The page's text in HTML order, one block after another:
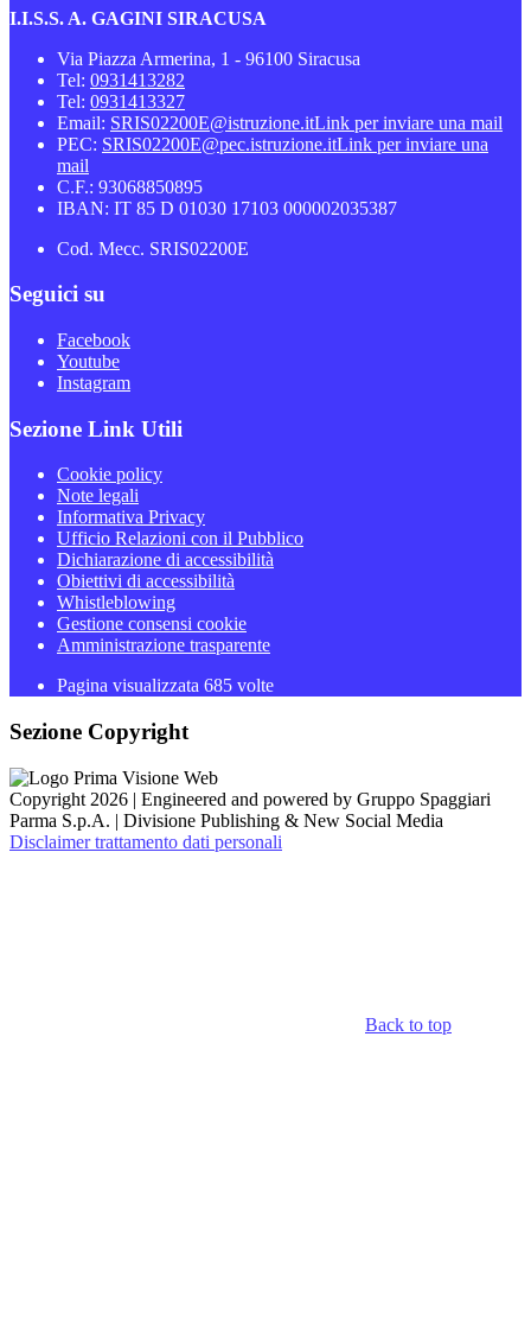
I.I.S.S. A. GAGINI SIRACUSA
Via Piazza Armerina, 1 - 96100 Siracusa
Tel: 0931413282
Tel: 0931413327
Email: SRIS02200E@istruzione.itLink per inviare una mail
PEC: SRIS02200E@pec.istruzione.itLink per inviare una
mail
C.F.: 93068850895
IBAN: IT 85 D 01030 17103 000002035387
Cod. Mecc. SRIS02200E
Seguici su
Facebook
Youtube
Instagram
Sezione Link Utili
Cookie policy
Note legali
Informativa Privacy
Ufficio Relazioni con il Pubblico
Dichiarazione di accessibilità
Obiettivi di accessibilità
Whistleblowing
Gestione consensi cookie
Amministrazione trasparente
Pagina visualizzata 685 volte
Sezione Copyright
Copyright 2026 | Engineered and powered by Gruppo Spaggiari
Parma S.p.A. | Divisione Publishing & New Social Media
Disclaimer trattamento dati personali
Back to top